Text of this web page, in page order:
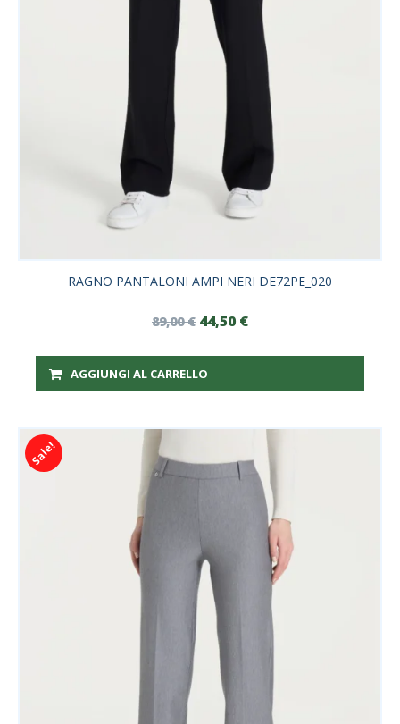
RAGNO PANTALONI AMPI NERI DE72PE_020
89,00€ 44,50 €
AGGIUNGI AL CARRELLO
Sale!